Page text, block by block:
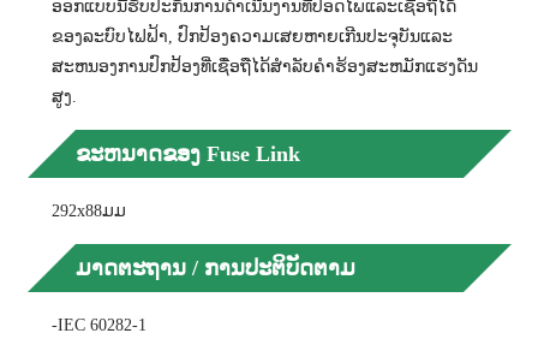
ອອກແບບນີ້ຮັບປະກັນການດໍາເນີນງານທີ່ປອດໄພແລະເຊື່ອຖືໄດ້
ຂອງລະບົບໄຟຟ້າ, ປົກປ້ອງຄວາມເສຍຫາຍເກີນປະຈຸບັນແລະ
ສະຫນອງການປົກປ້ອງທີ່ເຊື່ອຖືໄດ້ສໍາລັບຄໍາຮ້ອງສະຫມັກແຮງດັນ
ສູງ.
ຂະຫນາດຂອງ Fuse Link
292x88ມມ
ມາດຕະຖານ / ການປະຕິບັດຕາມ
-IEC 60282-1